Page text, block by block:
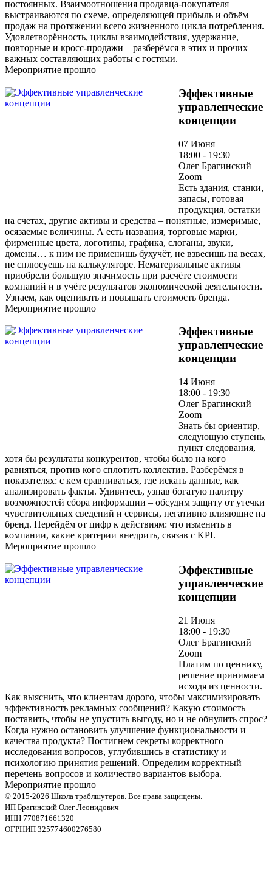
постоянных. Взаимоотношения продавца-покупателя
выстраиваются по схеме, определяющей прибыль и объём
продаж на протяжении всего жизненного цикла потребления.
Удовлетворённость, циклы взаимодействия, удержание,
повторные и кросс-продажи – разберёмся в этих и прочих
важных составляющих работы с гостями.
Мероприятие прошло
Эффективные
управленческие
концепции
07 Июня
18:00 - 19:30
Олег Брагинский
Zoom
Есть здания, станки,
запасы, готовая
продукция, остатки
на счетах, другие активы и средства – понятные, измеримые,
осязаемые величины. А есть названия, торговые марки,
фирменные цвета, логотипы, графика, слоганы, звуки,
домены… к ним не применишь бухучёт, не взвесишь на весах,
не сплюсуешь на калькуляторе. Нематериальные активы
приобрели большую значимость при расчёте стоимости
компаний и в учёте результатов экономической деятельности.
Узнаем, как оценивать и повышать стоимость бренда.
Мероприятие прошло
Эффективные
управленческие
концепции
14 Июня
18:00 - 19:30
Олег Брагинский
Zoom
Знать бы ориентир,
следующую ступень,
пункт следования,
хотя бы результаты конкурентов, чтобы было на кого
равняться, против кого сплотить коллектив. Разберёмся в
показателях: с кем сравниваться, где искать данные, как
анализировать факты. Удивитесь, узнав богатую палитру
возможностей сбора информации – обсудим защиту от утечки
чувствительных сведений и сервисы, негативно влияющие на
бренд. Перейдём от цифр к действиям: что изменить в
компании, какие критерии внедрить, связав с KPI.
Мероприятие прошло
Эффективные
управленческие
концепции
21 Июня
18:00 - 19:30
Олег Брагинский
Zoom
Платим по ценнику,
решение принимаем
исходя из ценности.
Как выяснить, что клиентам дорого, чтобы максимизировать
эффективность рекламных сообщений? Какую стоимость
поставить, чтобы не упустить выгоду, но и не обнулить спрос?
Когда нужно остановить улучшение функциональности и
качества продукта? Постигнем секреты корректного
исследования вопросов, углубившись в статистику и
психологию принятия решений. Определим корректный
перечень вопросов и количество вариантов выбора.
Мероприятие прошло
© 2015-2026 Школа траблшутеров. Все права защищены.
ИП Брагинский Олег Леонидович
ИНН 770871661320
ОГРНИП 325774600276580